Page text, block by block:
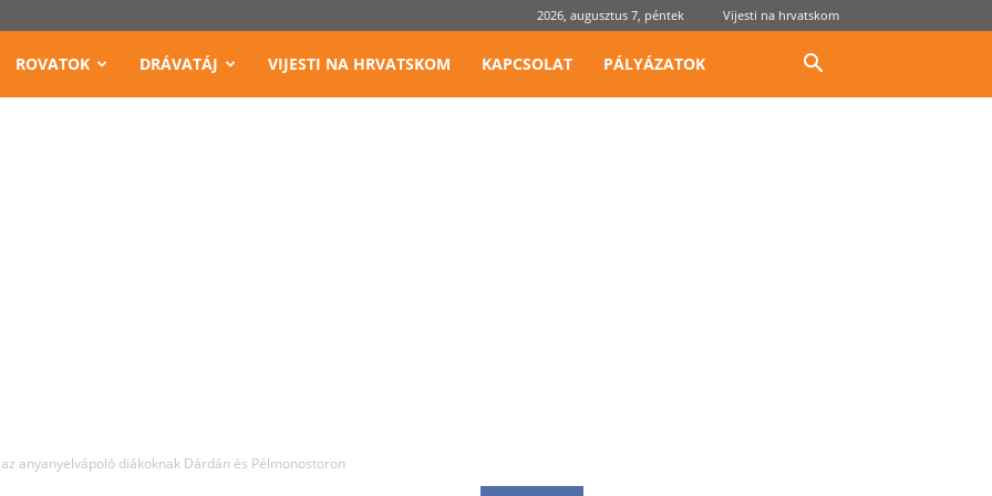
2026, augusztus 7, péntek Vijesti na hrvatskom
ROVATOK DRÁVATÁJ VIJESTI NA HRVATSKOM KAPCSOLAT PÁLYÁZATOK
anyanyelvápoló diákoknak Dárdán és Pélmonostoron